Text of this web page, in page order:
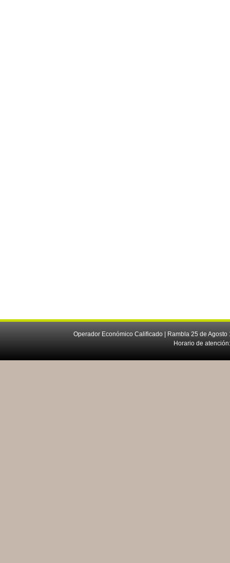
Operador Económico Calificado | Rambla 25 de
Horario de